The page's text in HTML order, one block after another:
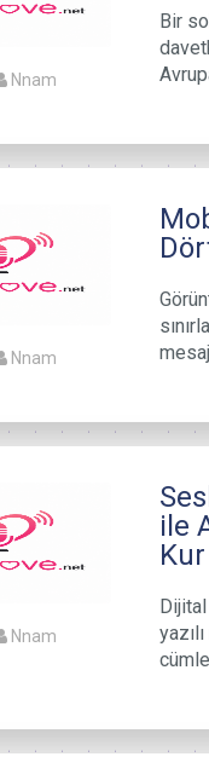
Nnam
Bir
Nnam
Nnam
ile
Kur